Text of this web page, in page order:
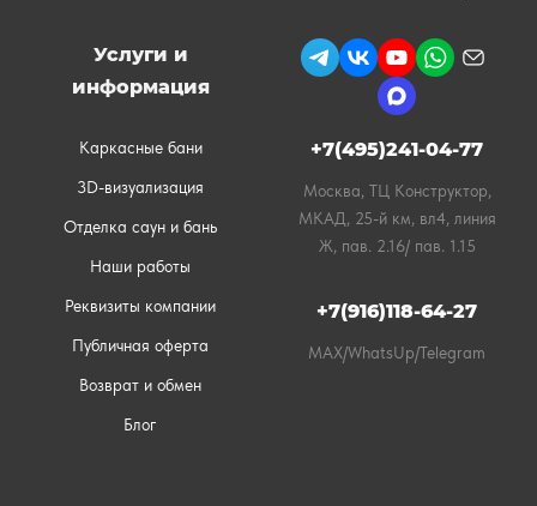
Услуги и
информация
Каркасные бани
3D-визуализация
Отделка саун и бань
Наши работы
Реквизиты компании
Публичная оферта
Возврат и обмен
Блог
+7(495)241-04-77
Москва, ТЦ Конструктор,
МКАД, 25-й км, вл4, линия
Ж, пав. 2.16/ пав. 1.15
+7(916)118-64-27
MAX/WhatsUp/Telegram